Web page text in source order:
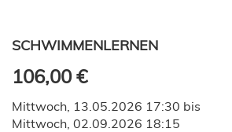
SCHWIMMENLERNEN
106,00 €
Mittwoch, 13.05.2026 17:30 bis
Mittwoch, 02.09.2026 18:15